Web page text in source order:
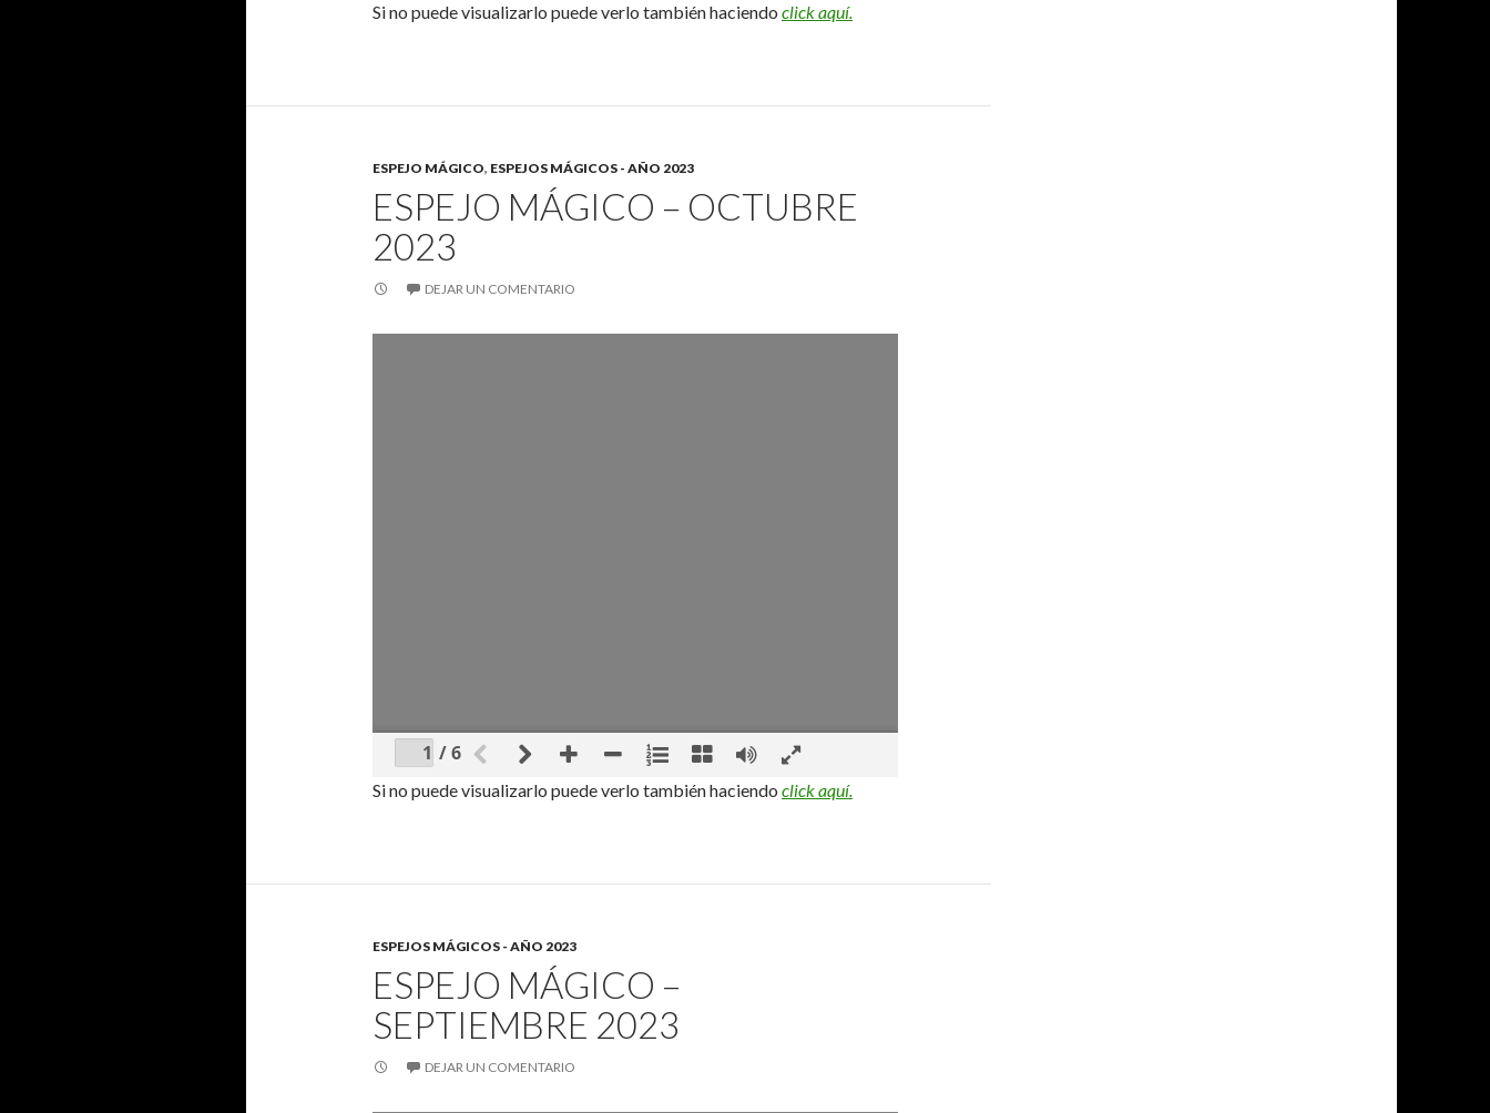
Si no puede visualizarlo puede verlo también haciendo click aquí.
ESPEJO MÁGICO, ESPEJOS MÁGICOS - AÑO 2023
ESPEJO MÁGICO – OCTUBRE
2023
DEJAR UN COMENTARIO
/ 6
Si no puede visualizarlo puede verlo también haciendo click aquí.
ESPEJOS MÁGICOS - AÑO 2023
ESPEJO MÁGICO –
SEPTIEMBRE 2023
DEJAR UN COMENTARIO